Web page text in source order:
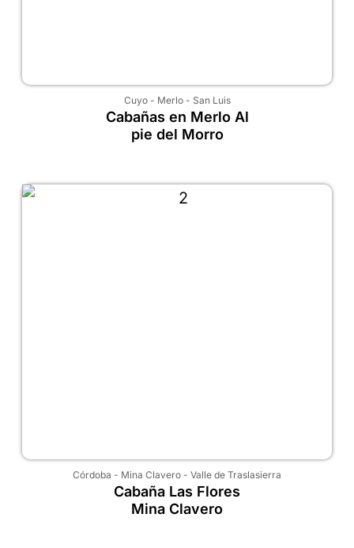
Cuyo- Merlo- San Luis
Cabañas en Merlo Al
pie del Morro
Córdoba - Mina Clavero - Valle de Traslasierra
Cabaña Las Flores
Mina Clavero